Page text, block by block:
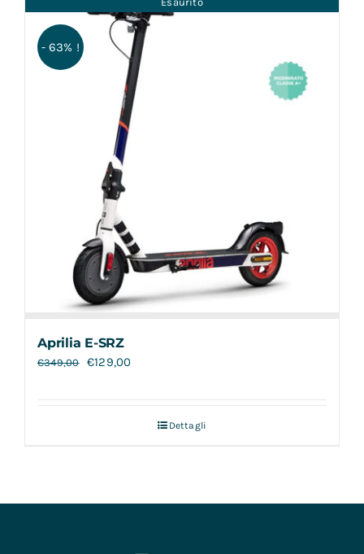
- 63% !
Aprilia E-SRZ
€349,00 €129,00
Dettagli